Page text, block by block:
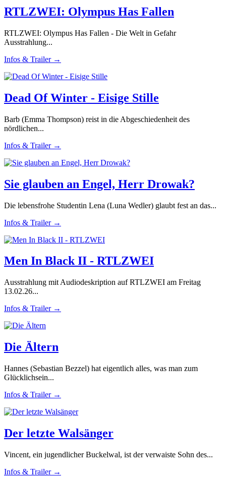
RTLZWEI: Olympus Has Fallen
RTLZWEI: Olympus Has Fallen - Die Welt in Gefahr
Ausstrahlung...
Infos & Trailer →
Dead Of Winter - Eisige Stille
Barb (Emma Thompson) reist in die Abgeschiedenheit des
nördlichen...
Infos & Trailer →
Sie glauben an Engel, Herr Drowak?
Die lebensfrohe Studentin Lena (Luna Wedler) glaubt fest an das...
Infos & Trailer →
Men In Black II - RTLZWEI
Ausstrahlung mit Audiodeskription auf RTLZWEI am Freitag
13.02.26...
Infos & Trailer →
Die Ältern
Hannes (Sebastian Bezzel) hat eigentlich alles, was man zum
Glücklichsein...
Infos & Trailer →
Der letzte Walsänger
Vincent, ein jugendlicher Buckelwal, ist der verwaiste Sohn des...
Infos & Trailer →